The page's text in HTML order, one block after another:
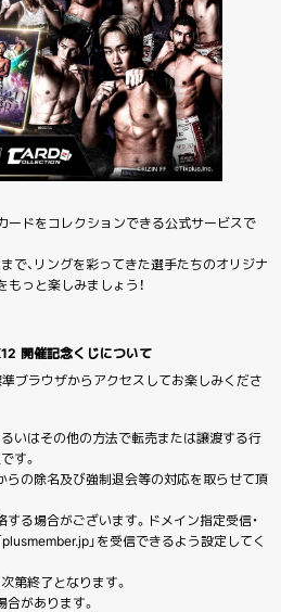
ードをコレクションできる公式サービスで
で、リングを彩ってきた選手たちのオリジナ
っと楽しみましょう！
開催記念くじについて
ブラウザからアクセスしてお楽しみくださ
るいはその他の方法で転売または譲渡する行
す。
らの除名及び強制退会等の対応を取らせて頂
する場合がございます。ドメイン指定受信・
」を受信できるよう設定してく
第終了となります。
合があります。